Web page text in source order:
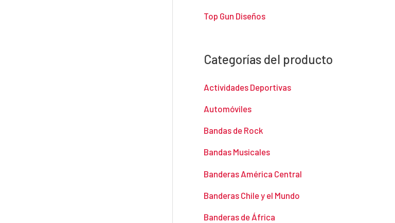
Top Gun Diseños
Categorías del producto
Actividades Deportivas
Automóviles
Bandas de Rock
Bandas Musicales
Banderas América Central
Banderas Chile y el Mundo
Banderas de África